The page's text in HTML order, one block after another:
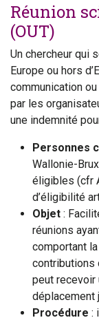
Réunion
(OUT)
Un chercheur qui
Europe ou hors
communication
par les
une indemnité
Personnes
Wallonie-
éligibles (cfr
d’éligibilité
Objet :
réunions
comportant
contributions
peut recevoir
déplacement
Procédure :